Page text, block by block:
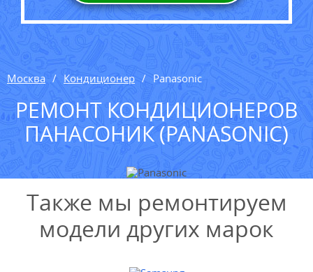
Москва Кондиционер Panasonic
РЕМОНТ КОНДИЦИОНЕРОВ
ПАНАСОНИК (PANASONIC)
УЗНАТЬ СТОИМОСТЬ
Также мы ремонтируем
модели других марок